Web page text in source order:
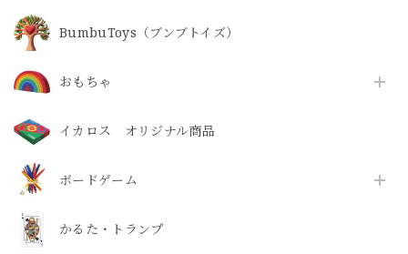
BumbuToys（ブンブトイズ）
おもちゃ
イカロス オリジナル商品
ボードゲーム
かるた・トランプ